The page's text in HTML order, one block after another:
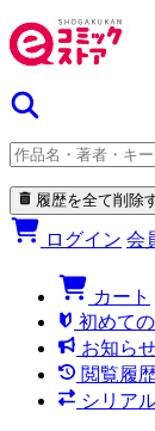
履歴を全て削除
ログイン 会
カート
初めて
お知ら
閲覧履
シリア